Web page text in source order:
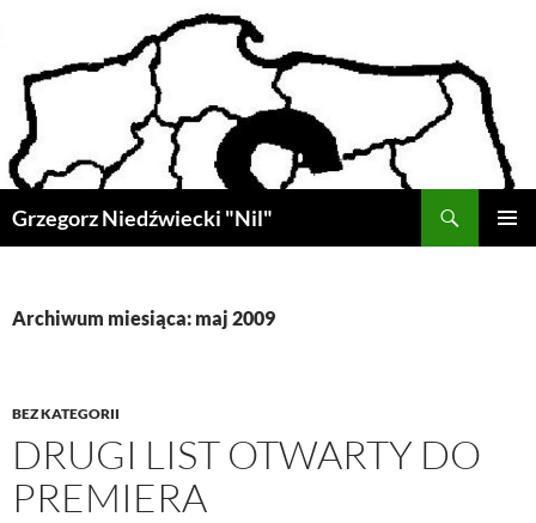
treści
Grzegorz Niedźwiecki "Nil"
Archiwum miesiąca: maj 2009
BEZ KATEGORII
DRUGI LIST OTWARTY DO
PREMIERA